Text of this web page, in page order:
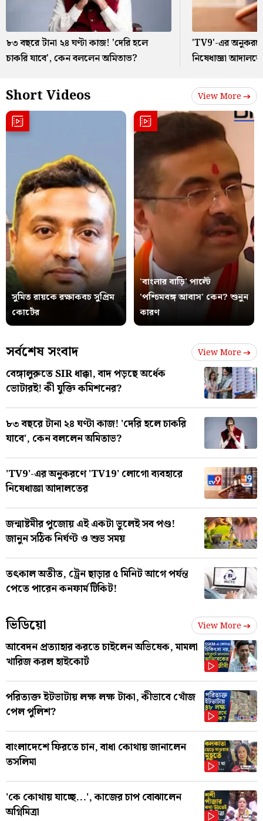
৮৩ বছরে টানা ২৪ ঘণ্টা কাজ! 'দেরি হলে
চাকরি যাবে', কেন বললেন অমিতাভ?
'TV9'-এর
নিষেধাজ্ঞা
Short Videos View More
সুমিত রায়কে রক্ষাকবচ সুপ্রিম
কোর্টের
'বাংলার বাড়ি' পাল্টে
'পশ্চিমবঙ্গ আবাস' কেন? শুনুন
কারণ
সর্বশেষ সংবাদ View More
বেঙ্গালুরুতে SIR ধাক্কা, বাদ পড়ছে অর্ধেক
ভোটারই! কী যুক্তি কমিশনের?
৮৩ বছরে টানা ২৪ ঘণ্টা কাজ! 'দেরি হলে চাকরি
যাবে', কেন বললেন অমিতাভ?
'TV9'-এর অনুকরণে 'TV19' লোগো ব্যবহারে
নিষেধাজ্ঞা আদালতের
জন্মাষ্টমীর পুজোয় এই একটা ভুলেই সব পণ্ড!
জানুন সঠিক নির্ঘণ্ট ও শুভ সময়
তৎকাল অতীত, ট্রেন ছাড়ার ৫ মিনিট আগে পর্যন্ত
পেতে পারেন কনফার্ম টিকিট!
ভিডিয়ো View More
আবেদন প্রত্যাহার করতে চাইলেন অভিষেক, মামলা
খারিজ করল হাইকোর্ট
পরিত্যক্ত ইটভাটায় লক্ষ লক্ষ টাকা, কীভাবে খোঁজ
পেল পুলিশ?
বাংলাদেশে ফিরতে চান, বাধা কোথায় জানালেন
তসলিমা
'কে কোথায় যাচ্ছে...', কাজের চাপ বোঝালেন
অগ্নিমিত্রা